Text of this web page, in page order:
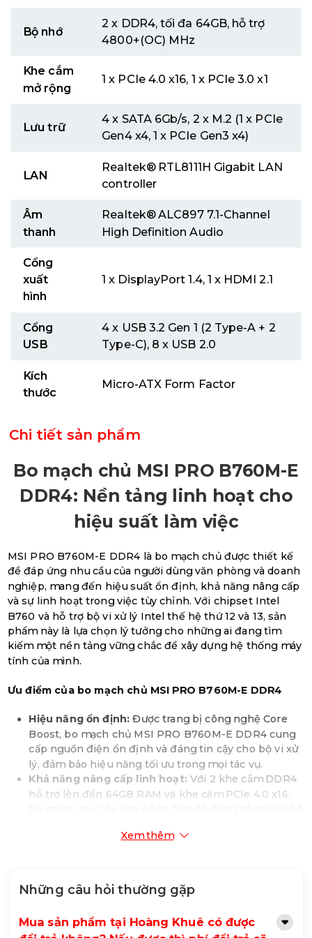
Bộ nhớ
2 x DDR4, tối đa 64GB, hỗ trợ
4800+(OC) MHz
Khe cắm
mở rộng
1 x PCIe 4.0 x16, 1 x PCIe 3.0 x1
Lưu trữ
4 x SATA 6Gb/s, 2 x M.2 (1 x PCIe
Gen4 x4, 1 x PCIe Gen3 x4)
LAN
Realtek® RTL8111H Gigabit LAN
controller
Âm
thanh
Realtek® ALC897 7.1-Channel
High Definition Audio
Cổng
xuất
hình
1 x DisplayPort 1.4, 1 x HDMI 2.1
Cổng
USB
4 x USB 3.2 Gen 1 (2 Type-A + 2
Type-C), 8 x USB 2.0
Kích
thước
Micro-ATX Form Factor
Chi tiết sản phẩm
Bo mạch chủ MSI PRO B760M-E
DDR4: Nền tảng linh hoạt cho
hiệu suất làm việc
MSI PRO B760M-E DDR4 là bo mạch chủ được thiết kế
để đáp ứng nhu cầu của người dùng văn phòng và doanh
nghiệp, mang đến hiệu suất ổn định, khả năng nâng cấp
và sự linh hoạt trong việc tùy chỉnh. Với chipset Intel
B760 và hỗ trợ bộ vi xử lý Intel thế hệ thứ 12 và 13, sản
phẩm này là lựa chọn lý tưởng cho những ai đang tìm
kiếm một nền tảng vững chắc để xây dựng hệ thống máy
tính của mình.
Ưu điểm của bo mạch chủ MSI PRO B760M-E DDR4
Hiệu năng ổn định: Được trang bị công nghệ Core
Boost, bo mạch chủ MSI PRO B760M-E DDR4 cung
cấp nguồn điện ổn định và đáng tin cậy cho bộ vi xử
lý, đảm bảo hiệu năng tối ưu trong mọi tác vụ.
Khả năng nâng cấp linh hoạt: Với 2 khe cắm DDR4
hỗ trợ lên đến 64GB RAM và khe cắm PCIe 4.0 x16,
Lưu trữ tốc độ cao:Hỗ trợ PCIe 4.0 NVMe SSD và
Đầy đủ các cổng kết nối:
Bo mạch chủ MSI PRO
B760M-E DDR4 được trang bị đầy đủ các cổng kết
nối cần thiết, bao gồm cổng USB 3.2 Gen 1, cổng
HDMI, cổng DisplayPort và cổng LAN, giúp bạn dễ
Xem thêm
Những câu hỏi thường gặp
Mua sản phẩm tại Hoàng Khuê có được